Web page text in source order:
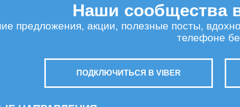
Наши сообщества
предложения, акции, полезные посты,
телефоне
ПОДКЛЮЧИТЬСЯ В VIBER